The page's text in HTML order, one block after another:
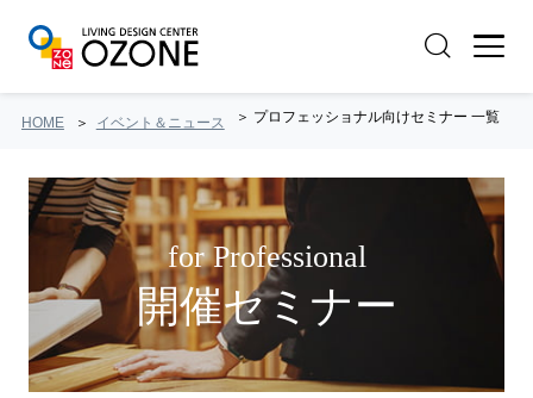
HOME イベント＆ニュース プロフェッショナル向けセミナー 一覧
for Professional
開催セミナー